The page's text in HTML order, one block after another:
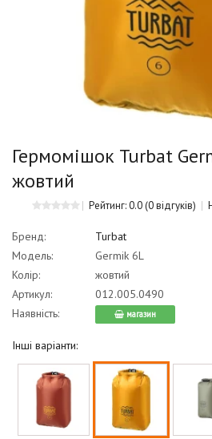
Гермомішок Turbat
жовтий
Рейтинг: 0.0(0 відгуків)
Бренд:
Turbat
Модель:
Germik 6L
Колір:
жовтий
Артикул:
012.005.0490
Наявність:
магазин
Інші варіанти: